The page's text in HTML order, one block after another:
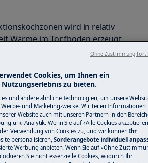
wird in relativ
Wärme im Topfboden erzeugt.
hängt stark vom
und der eingestellten
ab.
darauf, dass der Topf mittig auf
steht und den in der
Topfdurchmesser besitzt. Ist
zu klein, wird der
nur durch Wärmeleitung
Cookies, um Ihnen ein
zu bieten.
und andere ähnliche Technologien, um unsere
und Marketingzwecke. Wir teilen Informationen
Website auch mit unseren Partnern in den
und Analytik. Wenn Sie auf «Alle Cookies
Verwendung von Cookies zu, und wir können Ihr
personalisieren, Sonderangebote individuell
Werbung anbieten. Wenn Sie auf «Ohne
Sie nicht essenzielle Cookies, wodurch Ihr
Ohne Zustimmung